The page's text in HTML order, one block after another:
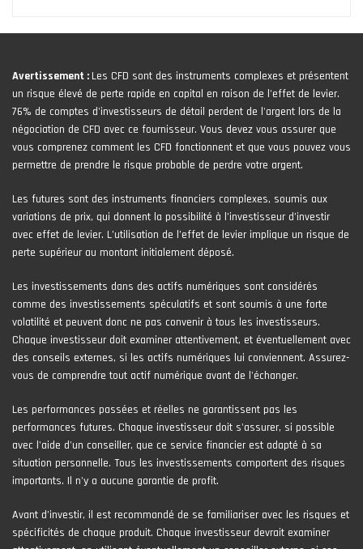
Avertissement : Les CFD sont des instruments complexes et présentent
un risque élevé de perte rapide en capital en raison de l'effet de levier.
76% de comptes d'investisseurs de détail perdent de l'argent lors de la
négociation de CFD avec ce fournisseur. Vous devez vous assurer que
vous comprenez comment les CFD fonctionnent et que vous pouvez vous
permettre de prendre le risque probable de perdre votre argent.
Les futures sont des instruments financiers complexes, soumis aux
variations de prix, qui donnent la possibilité à l’investisseur d’investir
avec effet de levier. L’utilisation de l’effet de levier implique un risque de
perte supérieur au montant initialement déposé.
Les investissements dans des actifs numériques sont considérés
comme des investissements spéculatifs et sont soumis à une forte
volatilité et peuvent donc ne pas convenir à tous les investisseurs.
Chaque investisseur doit examiner attentivement, et éventuellement avec
des conseils externes, si les actifs numériques lui conviennent. Assurez-
vous de comprendre tout actif numérique avant de l'échanger.
Les performances passées et réelles ne garantissent pas les
performances futures. Chaque investisseur doit s'assurer, si possible
avec l'aide d'un conseiller, que ce service financier est adapté à sa
situation personnelle. Tous les investissements comportent des risques
importants. Il n'y a aucune garantie de profit.
Avant d’investir, il est recommandé de se familiariser avec les risques et
spécificités de chaque produit. Chaque investisseur devrait examiner